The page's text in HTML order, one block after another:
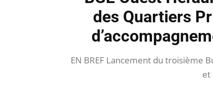
des Quartiers
EN BREF Lancement du troisième
et